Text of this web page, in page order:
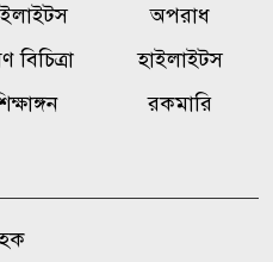
হুথিদের হামলা, বিদেশিসহ
১১
নাট্যকর্মীদের প্রশিক্ষণ
অপরাধ
বিচিত্রা
হাইলাইটস
রকমারি